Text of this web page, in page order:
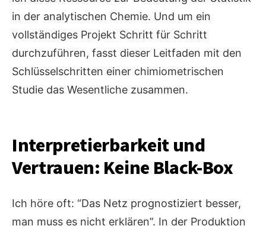
in der analytischen Chemie. Und um ein
vollständiges Projekt Schritt für Schritt
durchzuführen, fasst dieser Leitfaden mit den
Schlüsselschritten einer chimiometrischen
Studie das Wesentliche zusammen.
Interpretierbarkeit und
Vertrauen: Keine Black-Box
Ich höre oft: “Das Netz prognostiziert besser,
man muss es nicht erklären”. In der Produktion